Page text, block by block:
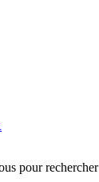
pour rechercher